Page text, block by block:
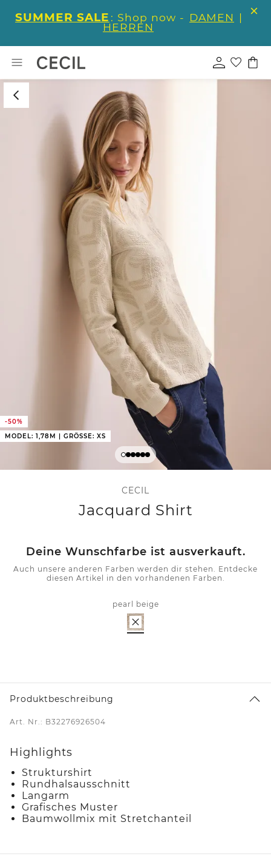
SUMMER SALE : Shop now - DAMEN |
HERREN
-50%
MODEL: 1,78M | GRÖSSE: XS
CECIL
Jacquard Shirt
Deine Wunschfarbe ist ausverkauft.
Auch unsere anderen Farben werden dir stehen. Entdecke
diesen Artikel in den vorhandenen Farben.
pearl beige
Produktbeschreibung
Art. Nr.: B32276926504
Highlights
Strukturshirt
Rundhalsausschnitt
Langarm
Grafisches Muster
Baumwollmix mit Stretchanteil